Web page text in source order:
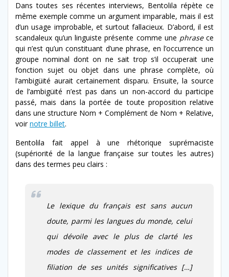
Dans toutes ses récentes interviews, Bentolila répète ce
même exemple comme un argument imparable, mais il est
d’un usage improbable, et surtout fallacieux. D’abord, il est
scandaleux qu’un linguiste présente comme une phrasece
qui n’est qu’un constituant d’une phrase, en l’occurrence un
groupe nominal dont on ne sait trop s’il occuperait une
fonction sujet ou objet dans une phrase complète, où
l’ambigüité aurait certainement disparu. Ensuite, la source
de l’ambigüité n’est pas dans un non-accord du participe
passé, mais dans la portée de toute proposition relative
dans une structure Nom + Complément de Nom + Relative,
voirnotre billet.
Bentolila fait appel à une rhétorique suprémaciste
(supériorité de la langue française sur toutes les autres)
dans des termes peu clairs :
Le lexique du français est sans aucun
doute, parmi les langues du monde, celui
qui dévoile avec le plus de clarté les
modes de classement et les indices de
filiation de ses unités significatives […]